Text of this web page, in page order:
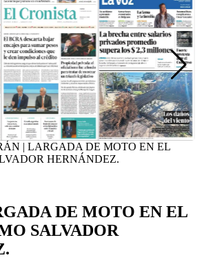
| LARGADA DE MOTO EN EL
HERNÁNDEZ.
DE MOTO EN EL
SALVADOR